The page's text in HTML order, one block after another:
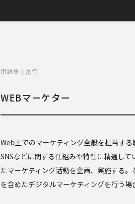
用語集｜あ行
WEBマーケター
Web上でのマーケティング全般を担当す
SNSなどに関する仕組みや特性に精通し
たマーケティング活動を企画、実施する
を含めたデジタルマーケティングを行う